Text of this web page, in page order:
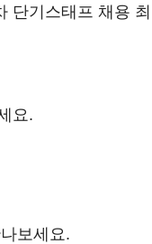
단기스태프 채용 최
요.
보세요.